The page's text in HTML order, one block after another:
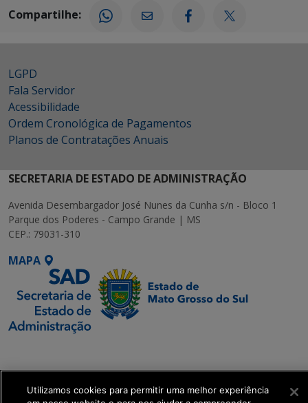
Compartilhe:
LGPD
Fala Servidor
Acessibilidade
Ordem Cronológica de Pagamentos
Planos de Contratações Anuais
SECRETARIA DE ESTADO DE ADMINISTRAÇÃO
Avenida Desembargador José Nunes da Cunha s/n - Bloco 1
Parque dos Poderes - Campo Grande | MS
CEP.: 79031-310
MAPA
Executiva de
Transformação Digital
Utilizamos cookies para permitir uma melhor experiência